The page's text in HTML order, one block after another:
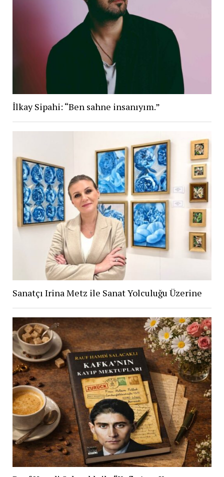
İlkay Sipahi: “Ben sahne insanıyım.”
Sanatçı Irina Metz ile Sanat Yolculuğu Üzerine